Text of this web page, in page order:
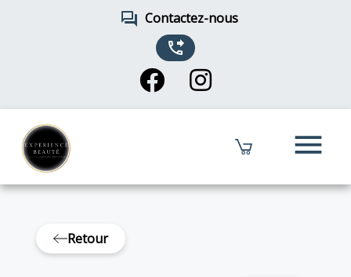
forum Contactez-nous
phone_forwarded
menu
Retour